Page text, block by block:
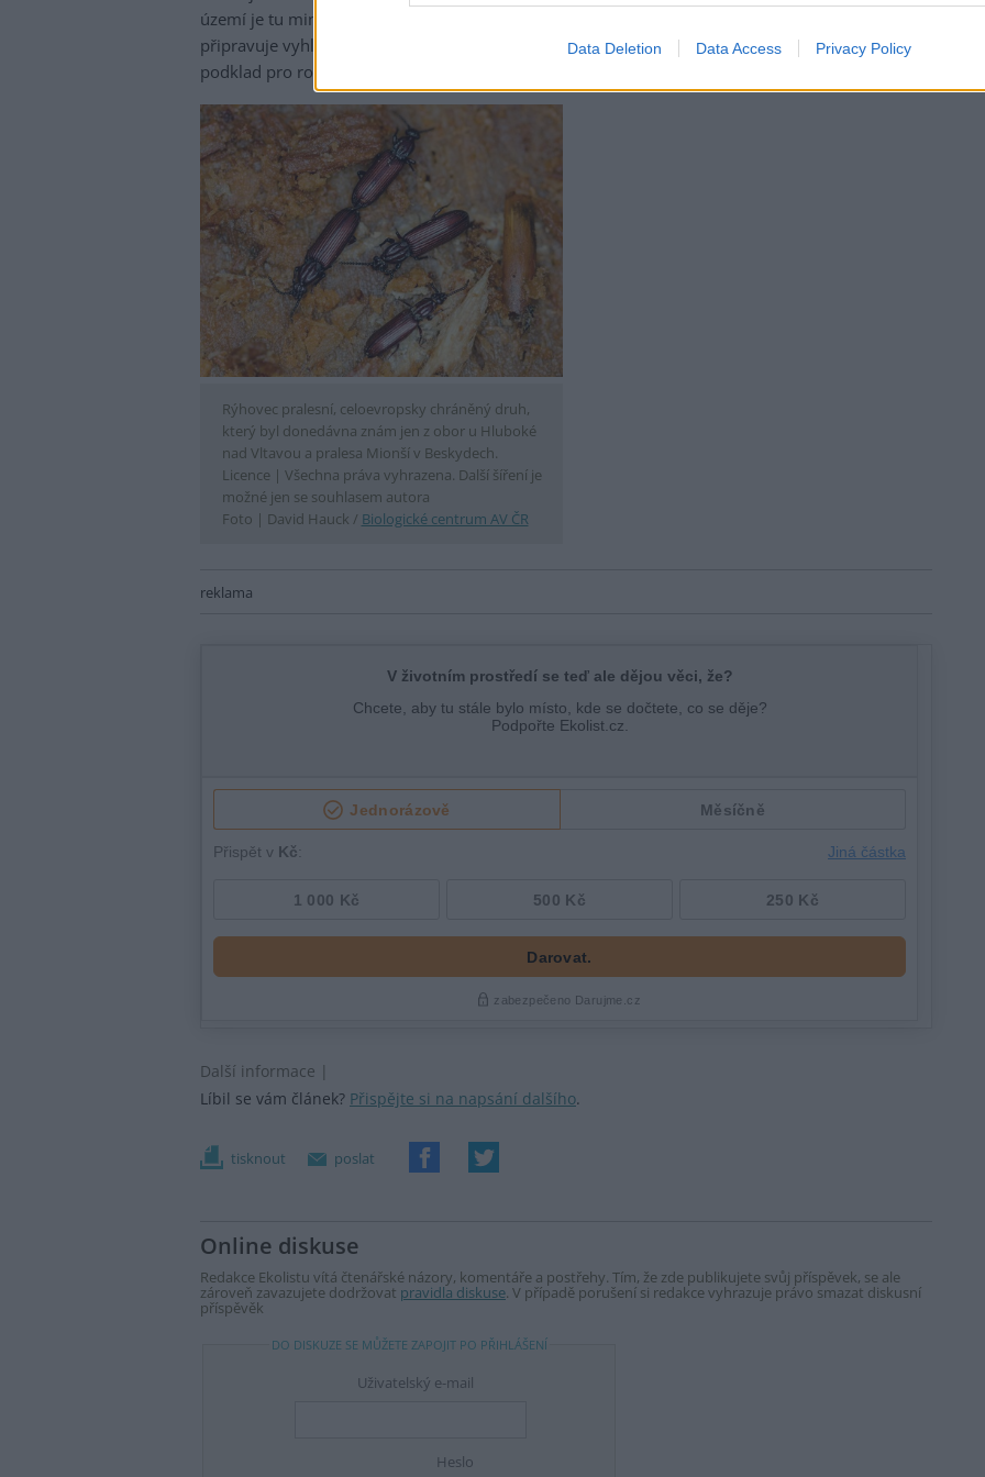
Data Deletion Data Access Privacy Policy
území je tu minimální. Dosud se zde nepodařilo vyhlásit chráněnou krajinnou oblast a nyní se
připravuje vyhlášení sítě maloplošných přírodních rezervací. Mapa tak slouží jako důležitý
podklad pro rozhodování o tom, kde rezervace vzniknou.
Rýhovec pralesní, celoevropsky chráněný druh,
který byl donedávna znám jen z obor u Hluboké
nad Vltavou a pralesa Mionší v Beskydech.
Licence | Všechna práva vyhrazena. Další šíření je
možné jen se souhlasem autora
Foto | David Hauck / Biologické centrum AV ČR
reklama
Další informace |
Líbil se vám článek? Přispějte si na napsání dalšího.
tisknout poslat
Online diskuse
Redakce Ekolistu vítá čtenářské názory, komentáře a postřehy. Tím, že zde publikujete svůj příspěvek, se ale
zároveň zavazujete dodržovat pravidla diskuse. V případě porušení si redakce vyhrazuje právo smazat diskusní
příspěvěk
DO DISKUZE SE MŮŽETE ZAPOJIT PO PŘIHLÁŠENÍ
Uživatelský e-mail
Heslo